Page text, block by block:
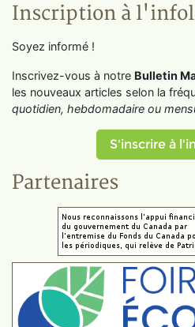
Inscription à
Soyez informé !
Inscrivez-vous à notre Bulletin
les nouveaux articles selon la
quotidien, hebdomadaire ou
S'inscrire à
Partenaires